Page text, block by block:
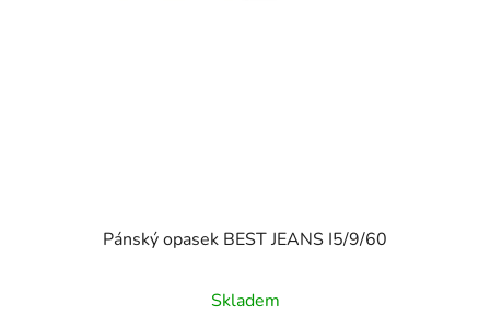
Pánský opasek BEST JEANS I5/9/60
Skladem